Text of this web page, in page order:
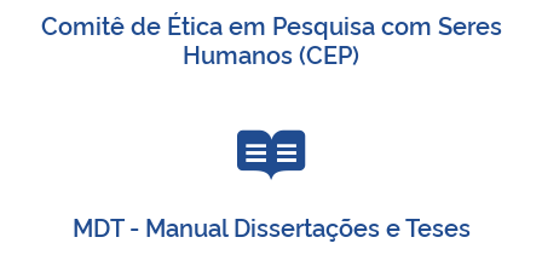
Comitê de Ética em Pesquisa com Seres
Humanos (CEP)
MDT - Manual Dissertações e Teses